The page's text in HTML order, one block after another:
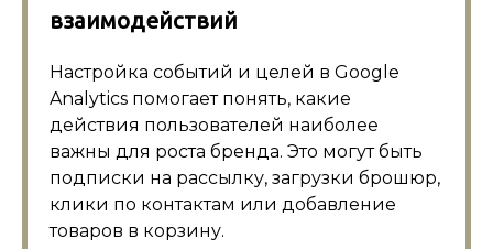
взаимодействий
Настройка событий и целей в Google
Analytics помогает понять, какие
действия пользователей наиболее
важны для роста бренда. Это могут быть
подписки на рассылку, загрузки брошюр,
клики по контактам или добавление
товаров в корзину.